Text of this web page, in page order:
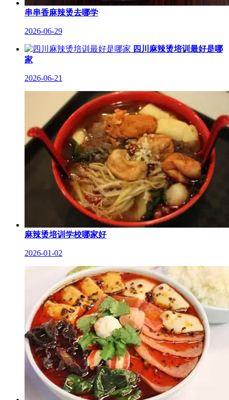
串串香麻辣烫去哪学
2026-06-29
四川麻辣烫培训最好是哪
家
2026-06-21
麻辣烫培训学校哪家好
2026-01-02